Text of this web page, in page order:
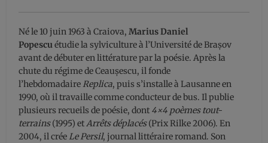
Né le 10 juin 1963 à Craiova,Marius Daniel
Popescuétudie la sylviculture à l’Université de Brașov
avant de débuter en littérature par la poésie. Après la
chute du régime de Ceaușescu, il fonde
l’hebdomadaireReplica, puis s’installe à Lausanne en
1990, où il travaille comme conducteur de bus. Il publie
plusieurs recueils de poésie, dont 4×4 poèmes tout-
terrains(1995) etArrêts déplacés(Prix Rilke 2006). En
2004, il créeLe Persil, journal littéraire romand. Son